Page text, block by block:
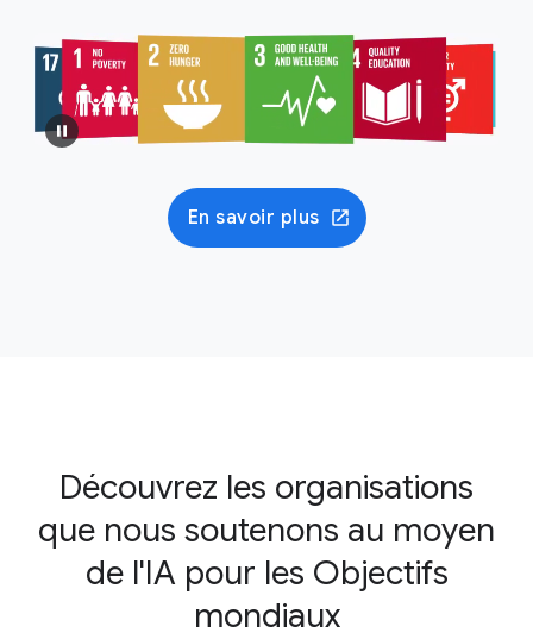
En savoir plus
Découvrez les organisations
que nous soutenons au moyen
de l'IA pour les Objectifs
mondiaux